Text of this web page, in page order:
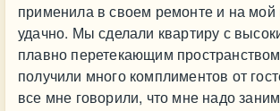
применила в своем ремонте и на мой
удачно. Мы сделали квартиру с
плавно перетекающим
получили много комплиментов от
все мне говорили, что мне надо